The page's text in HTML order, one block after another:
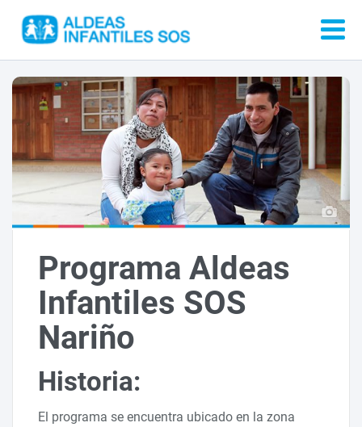
Programa Aldeas
Infantiles SOS
Nariño
Historia:
El programa se encuentra ubicado en la zona